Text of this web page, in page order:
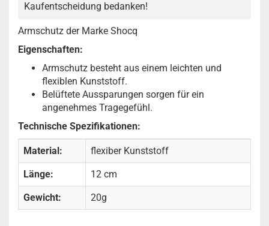
Kaufentscheidung bedanken!
Armschutz der Marke Shocq
Eigenschaften:
Armschutz besteht aus einem leichten und
flexiblen Kunststoff.
Belüftete Aussparungen sorgen für ein
angenehmes Tragegefühl.
Technische Spezifikationen:
Material: flexiber Kunststoff
Länge: 12 cm
Gewicht: 20g